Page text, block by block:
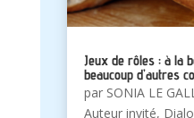
Jeux de rôles : à la
beaucoup d’autres
par SONIA LE GALL
Auteur invité,